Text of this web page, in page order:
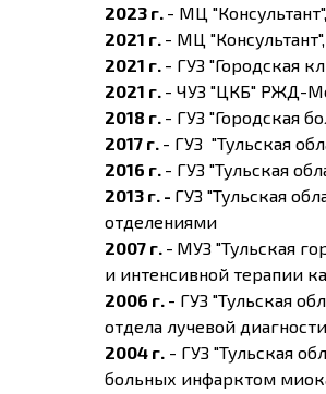
2023 г. - МЦ
2021 г. - МЦ
2021 г. - ГУЗ "Городская
2021 г. - ЧУЗ "ЦКБ" РЖД-
2018 г. - ГУЗ "Городская
2017 г. - ГУЗ "Тульская
2016 г. - ГУЗ "Тульская
2013 г. - ГУЗ "Тульская
отделениями
2007 г. - МУЗ "Тульская
и интенсивной терапии
2006 г. - ГУЗ "Тульская
отдела лучевой
2004 г. - ГУЗ "Тульская
больных инфарктом